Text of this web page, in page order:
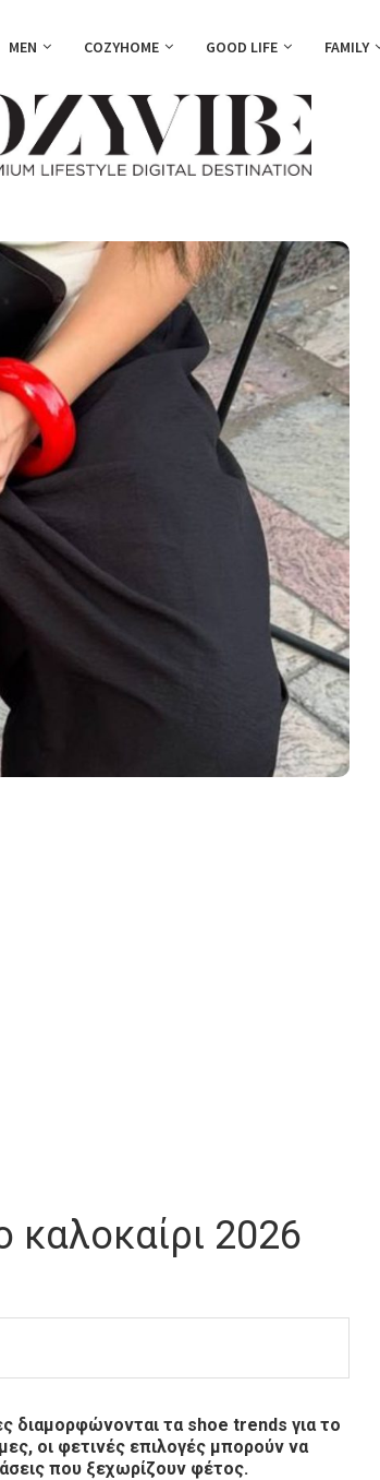
MEN COZYHOME GOOD LIFE FAMILY
καλοκαίρι 2026
διαμορφώνονται τα shoe trends για το
οι φετινές επιλογές μπορούν να
που ξεχωρίζουν φέτος.